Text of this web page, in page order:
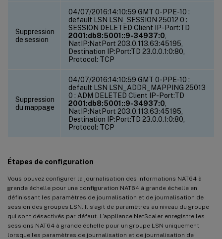
Suppression
de session
04/07/2016:14:10:59 GMT 0-PPE-10 :
default LSN LSN_SESSION 25012 0 :
SESSION DELETED Client IP-Port:TD
2001:db8:5001::9-34937:0
NatIP:NatPort 203.0.113.63:45195,
Destination IP:Port:TD 23.0.0.1:0:80,
Protocol: TCP
Suppression
du mappage
04/07/2016:14:10:59 GMT 0-PPE-10 :
default LSN LSN_ADDR_MAPPING 25013
0 : ADM DELETED Client IP-Port:TD
2001:db8:5001::9-34937:0
NatIP:NatPort 203.0.113.63:45195,
Destination IP:Port:TD 23.0.0.1:0:80,
Protocol: TCP
Étapes de configuration
Vous pouvez configurer la journalisation des informations NAT64 à
grande échelle pour une configuration NAT64 à grande échelle en
définissant les paramètres de journalisation et de journalisation de
session des groupes LSN. Il s’agit de paramètres au niveau du groupe
qui sont désactivés par défaut. L’appliance NetScaler enregistre les
sessions NAT64 à grande échelle pour un groupe LSN uniquement
lorsque les paramètres de journalisation et de journalisation de